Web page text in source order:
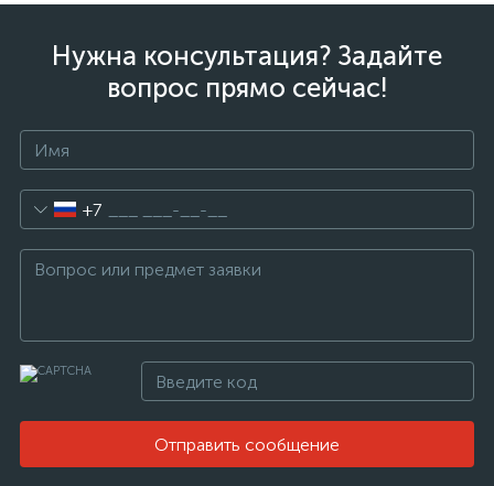
Нужна консультация? Задайте
вопрос прямо сейчас!
+7
Отправить сообщение